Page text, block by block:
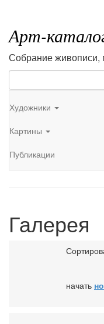
Арт-
Собрание живописи,
Художники
Картины
Публикации
Галерея
начать